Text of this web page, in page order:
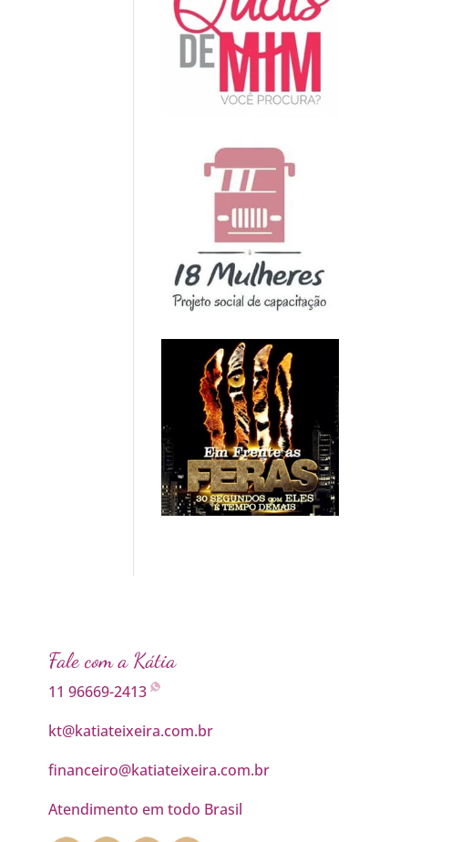
Fale com a Kátia
11 96669-2413
kt@katiateixeira.com.br
financeiro@katiateixeira.com.br
Atendimento em todo Brasil